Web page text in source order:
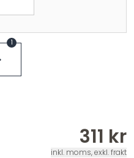
1
311 kr
inkl. moms, exkl. frakt